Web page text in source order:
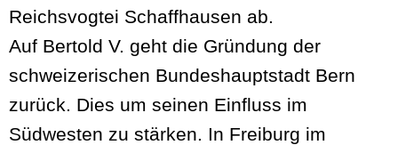
Reichsvogtei Schaffhausen ab.
Auf Bertold V. geht die Gründung der
schweizerischen Bundeshauptstadt Bern
zurück. Dies um seinen Einfluss im
Südwesten zu stärken. In Freiburg im